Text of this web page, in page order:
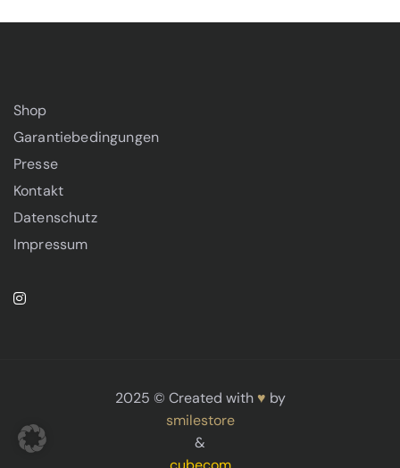
Shop
Garantiebedingungen
Presse
Kontakt
Datenschutz
Impressum
2025 © Created with ♥ by
smilestore
&